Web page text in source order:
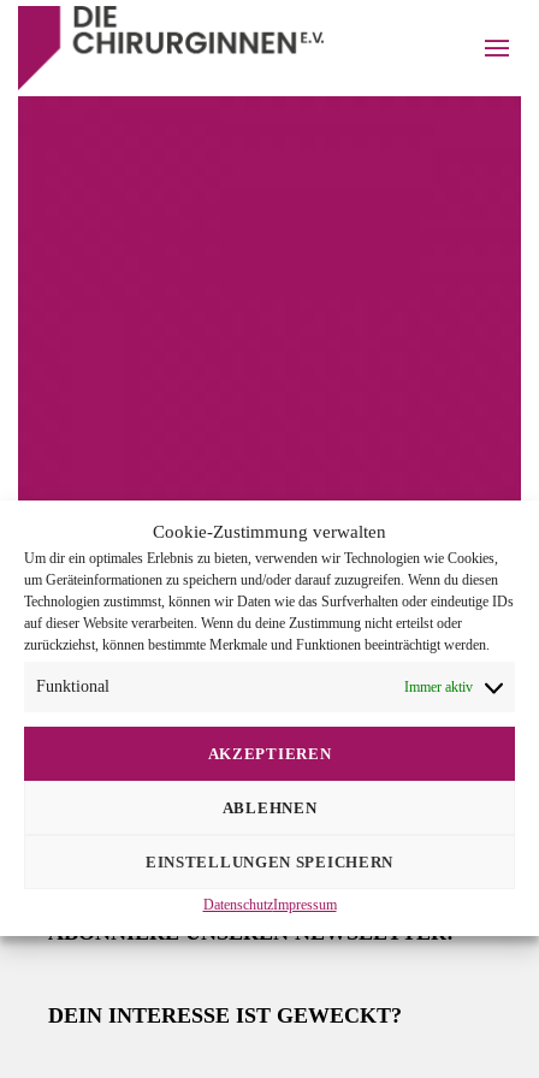
Cookie-Zustimmung verwalten
Um dir ein optimales Erlebnis zu bieten, verwenden wir Technologien wie Cookies,
um Geräteinformationen zu speichern und/oder darauf zuzugreifen. Wenn du diesen
Technologien zustimmst, können wir Daten wie das Surfverhalten oder eindeutige IDs
auf dieser Website verarbeiten. Wenn du deine Zustimmung nicht erteilst oder
zurückziehst, können bestimmte Merkmale und Funktionen beeinträchtigt werden.
Funktional Immer aktiv
AKZEPTIEREN
ABLEHNEN
EINSTELLUNGEN SPEICHERN
DatenschutzImpressum
DIE CHIRURGINNEN E.V.
Sandbirkenstr. 5
IMMER AUF DEM LAUFENDEN BLEIBEN?
ABONNIERE UNSEREN NEWSLETTER!
DEIN INTERESSE IST GEWECKT?